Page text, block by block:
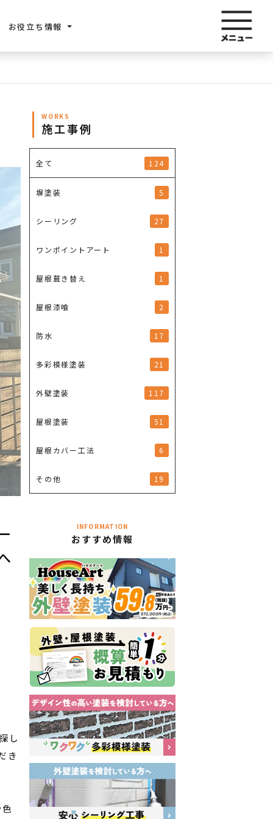
お役立ち情報
し
き
WORKS
施工事例
全て 124
塀塗装 5
シーリング 27
ワンポイントアート 1
屋根葺き替え 1
屋根漆喰 2
防水 17
多彩模様塗装 21
外壁塗装 117
屋根塗装 51
屋根カバー工法 6
その他 19
INFORMATION
おすすめ情報